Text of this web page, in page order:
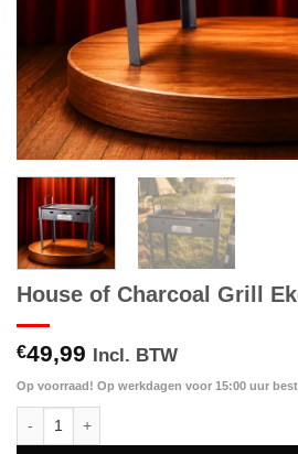
House of Charcoal Grill
€49,99 Incl. BTW
Op voorraad! Op werkdagen voor 15:00 uur